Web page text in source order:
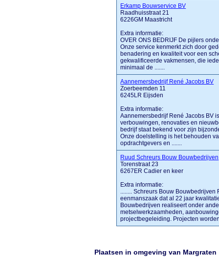
Erkamp Bouwservice BV
Raadhuisstraat 21
6226GM Maastricht
Extra informatie:
OVER ONS BEDRIJF De pijlers
Onze service kenmerkt zich door
benadering en kwaliteit voor een
gekwalificeerde vakmensen, die
minimaal de .......
Aannemersbedrijf René Jacobs BV
Zoerbeemden 11
6245LR Eijsden
Extra informatie:
Aannemersbedrijf René Jacobs BV
verbouwingen, renovaties en
bedrijf staat bekend voor zijn
Onze doelstelling is het behouden
opdrachtgevers en .......
Ruud Schreurs Bouw Bouwbedrijven
Torenstraat 23
6267ER Cadier en keer
Extra informatie:
........ Schreurs Bouw
eenmanszaak dat al 22 jaar
Bouwbedrijven realiseert onder
metselwerkzaamheden,
projectbegeleiding. Projecten
Plaatsen in omgeving van Margraten